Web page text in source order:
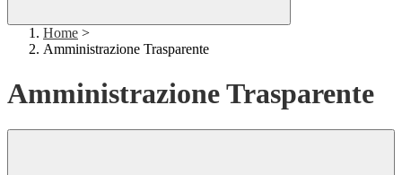
Home >
Amministrazione Trasparente
Amministrazione Trasparente